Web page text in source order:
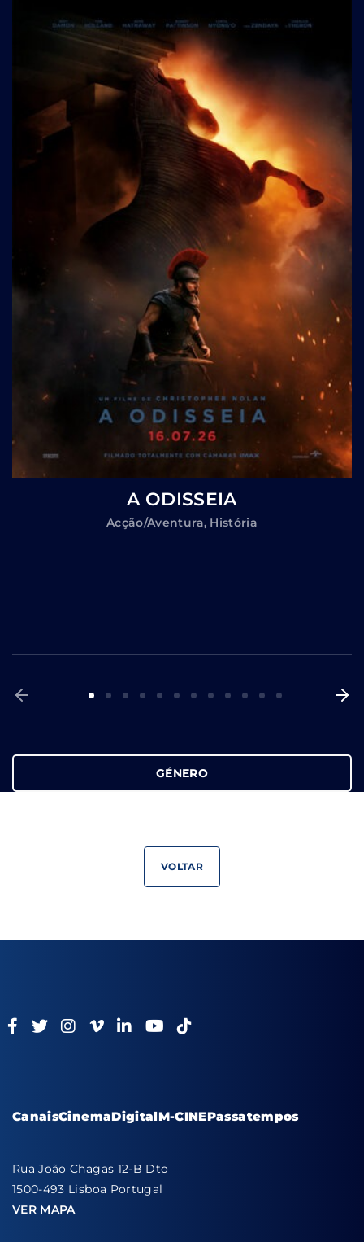
A ODISSEIA
Acção/Aventura História
GÉNERO
VOLTAR
CanaisCinemaDigitalM-CINEPassatempos
Rua João Chagas 12-B Dto
1500-493 Lisboa Portugal
VER MAPA